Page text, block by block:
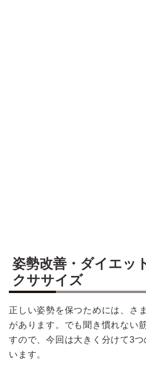
姿勢改善・ダイエッ
クササイズ
正しい姿勢を保つためには、さ
があります。でも聞き慣れない
すので、今回は大きく分けて3
います。